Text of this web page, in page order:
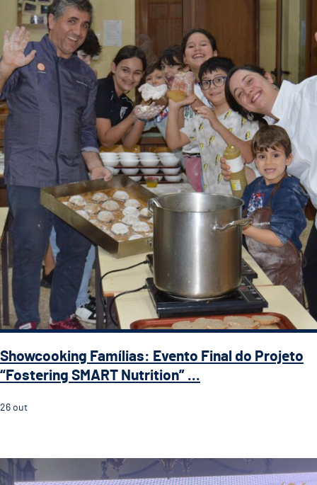
Showcooking Famílias: Evento Final do Projeto
“Fostering SMART Nutrition” ...
26 out
Guimarães Representada no IX Encontro Ibérico de